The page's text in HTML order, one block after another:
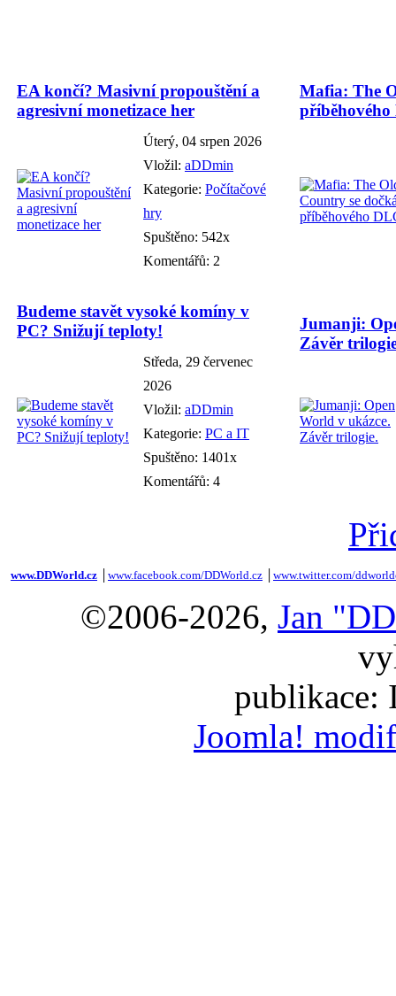
EA končí? Masivní propouštění a
agresivní monetizace her
Úterý, 04 srpen 2026
Vložil: aDDmin
Kategorie: Počítačové
hry
Spuštěno: 542x
Komentářů: 2
Mafia: The
Budeme stavět vysoké komíny v
PC? Snižují teploty!
Středa, 29 červenec
2026
Vložil: aDDmin
Kategorie: PC a IT
Spuštěno: 1401x
Komentářů: 4
Jumanji:
Závěr
www.DDWorld.cz www.facebook.com/DDWorld.cz www.twitter.com/
©2006-2026, Jan
publikace:
Joomla!